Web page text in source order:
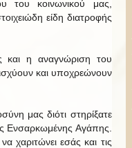
του κοινωνικού μας,
είδη διατροφής
και η αναγνώριση του
και υποχρεώνουν
μας διότι στηρίξατε
Ενσαρκωμένης Αγάπης.
χαριτώνει εσάς και τις